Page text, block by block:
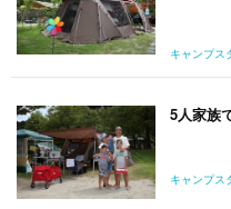
キャンプス
5人家族
キャンプス